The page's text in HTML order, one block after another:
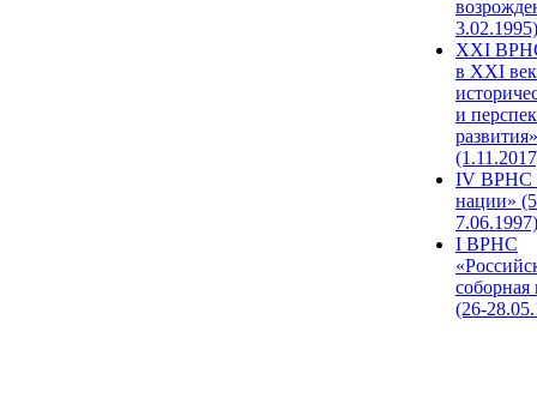
3.02.1995)
XХI
в XXI
и
развития»
IV ВРНС
нации»
7.06.1997)
I ВРНС
(26-